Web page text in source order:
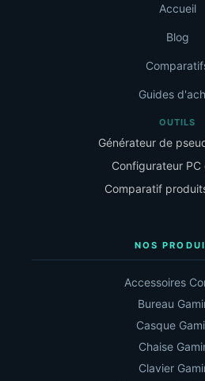
Accueil
Blog
Guides
OUTILS
Générateur de
Configurateur PC
Comparatif
NOS
Accessoires
Bureau
Casque
Chaise
Clavier